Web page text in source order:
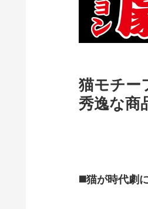
猫モチー
秀逸な商
◼️猫が時代劇